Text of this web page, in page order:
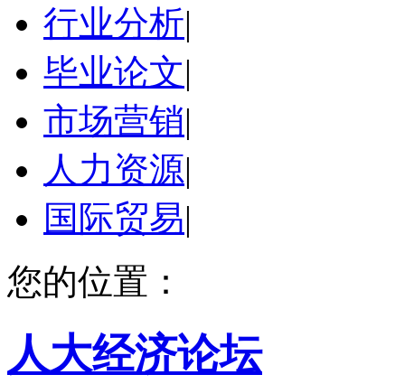
行业分析|
毕业论文|
市场营销|
人力资源|
国际贸易|
您的位置：
人大经济论坛